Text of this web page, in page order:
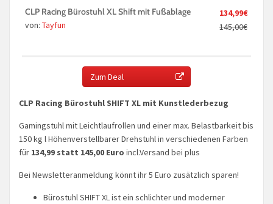
134,99€
145,00€
CLP Racing Bürostuhl XL Shift mit Fußablage
von: Tayfun
Zum Deal
CLP Racing Bürostuhl SHIFT XL mit Kunstlederbezug
Gamingstuhl mit Leichtlaufrollen und einer max. Belastbarkeit bis
150 kg l Höhenverstellbarer Drehstuhl in verschiedenen Farben
für 134,99 statt 145,00 Euro incl.Versand bei plus
Bei Newsletteranmeldung könnt ihr 5 Euro zusätzlich sparen!
Bürostuhl SHIFT XL ist ein schlichter und moderner